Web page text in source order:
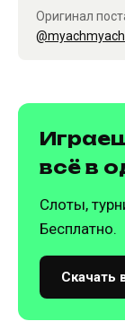
Оригинал
@myachmyach
всё в
Слоты,
Бесплатно.
Скачать